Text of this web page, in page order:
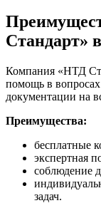
Стандарт»
Компания «НТД
помощь в
документации на
Преимущества:
бесплатные
экспертная
соблюдение
задач.